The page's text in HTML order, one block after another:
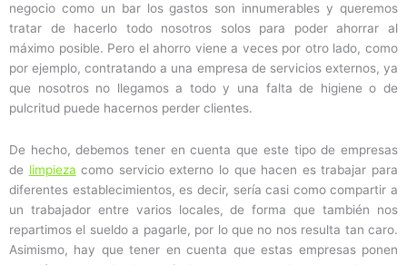
negocio como un bar los gastos son innumerables y queremos
tratar de hacerlo todo nosotros solos para poder ahorrar al
máximo posible. Pero el ahorro viene a veces por otro lado, como
por ejemplo, contratando a una empresa de servicios externos, ya
que nosotros no llegamos a todo y una falta de higiene o de
pulcritud puede hacernos perder clientes.
De hecho, debemos tener en cuenta que este tipo de empresas
de limpieza como servicio externo lo que hacen es trabajar para
diferentes establecimientos, es decir, sería casi como compartir a
un trabajador entre varios locales, de forma que también nos
repartimos el sueldo a pagarle, por lo que no nos resulta tan caro.
Asimismo, hay que tener en cuenta que estas empresas ponen